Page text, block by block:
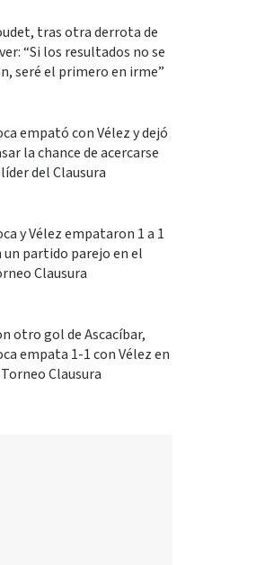
tras otra derrota de
“Si los resultados no se
seré el primero en irme”
empató con Vélez y dejó
la chance de acercarse
del Clausura
y Vélez empataron 1 a 1
un partido parejo en el
Clausura
otro gol de Ascacíbar,
empata 1-1 con Vélez en
Clausura